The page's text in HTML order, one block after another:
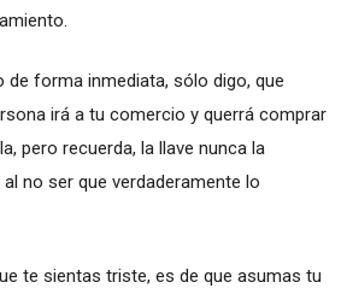
de forma inmediata, sólo digo, que
irá a tu comercio y querrá comprar
pero recuerda, la llave nunca la
no ser que verdaderamente lo
te sientas triste, es de que asumas tu